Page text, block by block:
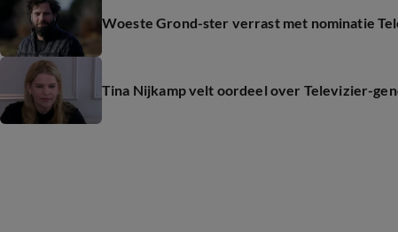
Woeste Grond-ster verrast met nominatie
Tina Nijkamp velt oordeel over Televizier-